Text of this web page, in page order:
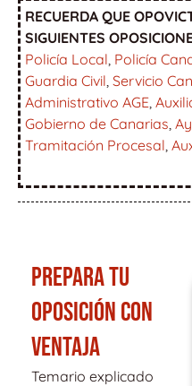
RECUERDA QUE
SIGUIENTES
Policía Local Policía
Guardia Civil Servicio
Administrativo AGE
Gobierno de Canarias
Tramitación Procesal
PREPARA TU
OPOSICIÓN CON
VENTAJA
Temario explicado